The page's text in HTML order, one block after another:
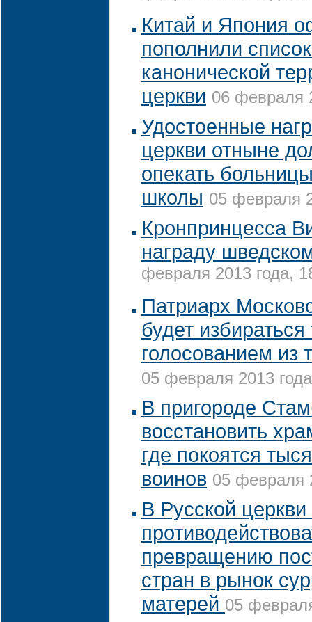
Китай и Япония
пополнили
канонической
церкви 06 февраля
Удостоенные
церкви отныне
опекать
школы 05 февраля
Кронпринцесса
награду
февраля 2013 года,
Патриарх
будет
голосованием из
05 февраля 2013
В пригороде
восстановить
где покоятся
воинов 05 февраля
В Русской церкви
превращению
стран в рынок
матерей 05